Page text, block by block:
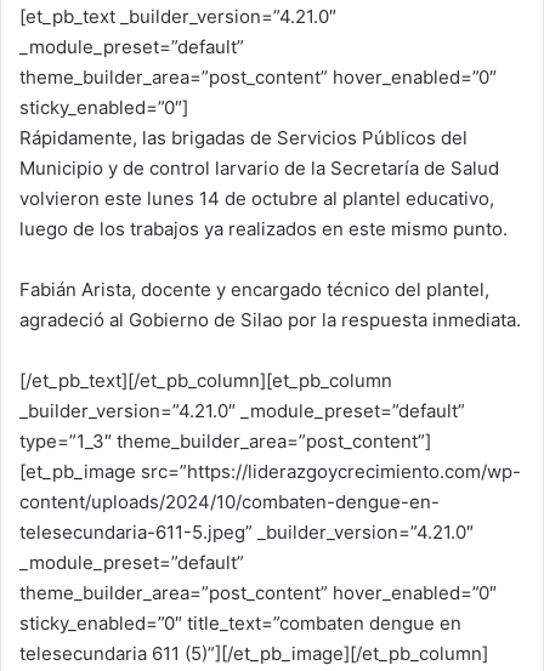
[et_pb_text _builder_version=”4.21.0″
_module_preset=”default”
theme_builder_area=”post_content” hover_enabled=”0″
sticky_enabled=”0″]
Rápidamente, las brigadas de Servicios Públicos del
Municipio y de control larvario de la Secretaría de Salud
volvieron este lunes 14 de octubre al plantel educativo,
luego de los trabajos ya realizados en este mismo punto.
Fabián Arista, docente y encargado técnico del plantel,
agradeció al Gobierno de Silao por la respuesta inmediata.
[/et_pb_text][/et_pb_column][et_pb_column
_builder_version=”4.21.0″ _module_preset=”default”
type=”1_3″ theme_builder_area=”post_content”]
[et_pb_image src=”https://liderazgoycrecimiento.com/wp-
content/uploads/2024/10/combaten-dengue-en-
telesecundaria-611-5.jpeg” _builder_version=”4.21.0″
_module_preset=”default”
theme_builder_area=”post_content” hover_enabled=”0″
sticky_enabled=”0″ title_text=”combaten dengue en
telesecundaria 611 (5)”][/et_pb_image][/et_pb_column]